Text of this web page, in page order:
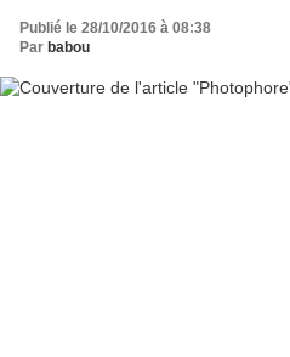
Publié le 28/10/2016 à 08:38
Par babou